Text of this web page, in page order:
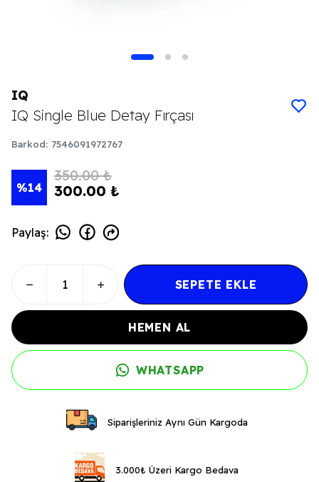
IQ
IQ Single Blue Detay Fırçası
Barkod: 7546091972767
%14
350.00 ₺
300.00 ₺
Paylaş:
SEPETE EKLE
HEMEN AL
WHATSAPP
Siparişleriniz Aynı Gün Kargoda
3.000₺ Üzeri Kargo Bedava